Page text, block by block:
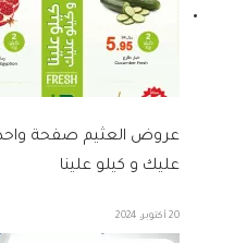
عليك و كيلو علينا
20 أكتوبر، 2024